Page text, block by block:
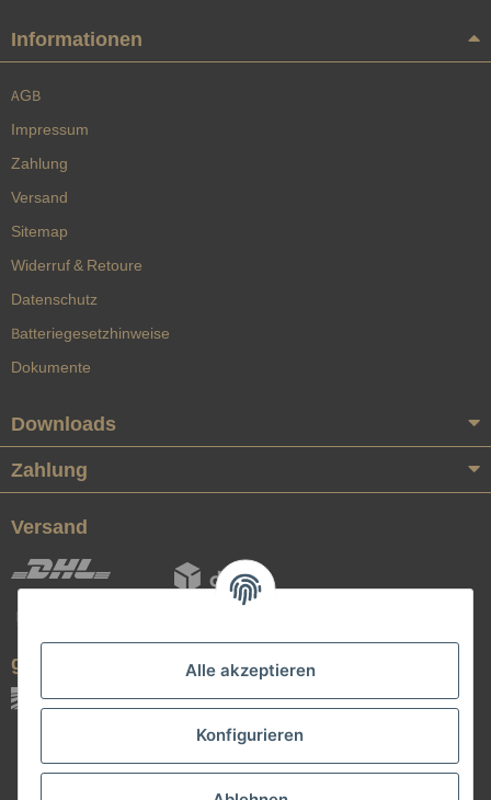
Alle akzeptieren
Konfigurieren
Informationen
AGB
Impressum
Zahlung
Versand
Sitemap
Widerruf & Retoure
Datenschutz
Batteriegesetzhinweise
Dokumente
Downloads
Zahlung
Versand
geprüfte Qualität